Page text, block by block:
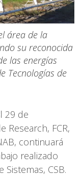
área de la
su reconocida
las energías
Tecnologías de
29 de
Research, FCR,
continuará
realizado
CSB.